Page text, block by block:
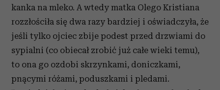
kanka na mleko. A wtedy matka Olego Kristiana
rozzłościła się dwa razy bardziej i oświadczyła, że
jeśli tylko ojciec zbije podest przed drzwiami do
sypialni (co obiecał zrobić już całe wieki temu),
to ona go ozdobi skrzynkami, doniczkami,
pnącymi różami, poduszkami i pledami.